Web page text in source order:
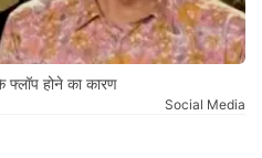
होने का कारण
Social Media